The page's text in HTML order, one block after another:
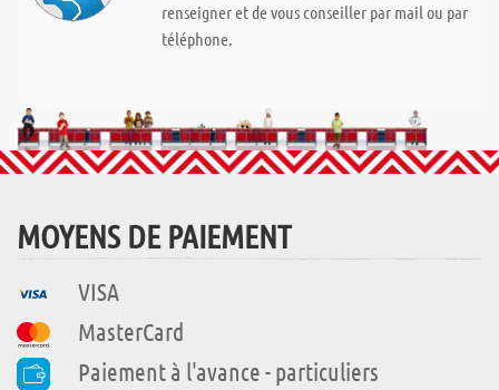
renseigner et de vous conseiller par mail ou par
téléphone.
MOYENS DE PAIEMENT
VISA
MasterCard
Paiement à l'avance - particuliers